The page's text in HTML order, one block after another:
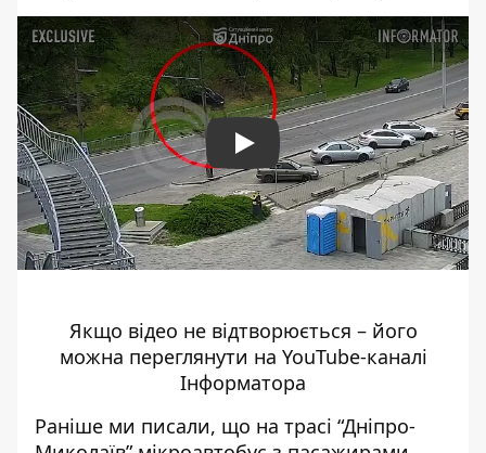
Play
Якщо відео не відтворюється – його
можна переглянути на YouTube-каналі
Інформатора
Раніше ми писали, що на трасі “Дніпро-